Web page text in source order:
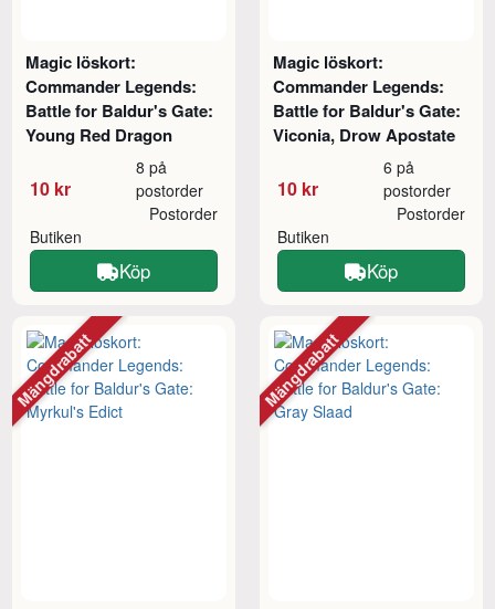
Magic löskort:
Commander Legends:
Battle for Baldur's Gate:
Young Red Dragon
10 kr
8 på
postorder
Butiken
Postorder
Köp
Magic löskort:
Commander Legends:
Battle for Baldur's Gate:
Viconia, Drow Apostate
10 kr
6 på
postorder
Butiken
Postorder
Köp
Mängdrabatt Mängdrabatt